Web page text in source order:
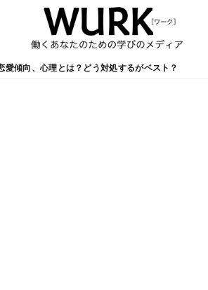
愛傾向、心理とは？どう対処するがベスト？